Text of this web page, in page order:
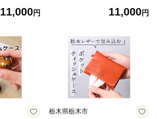
11,000円 11,000円
栃木県栃木市